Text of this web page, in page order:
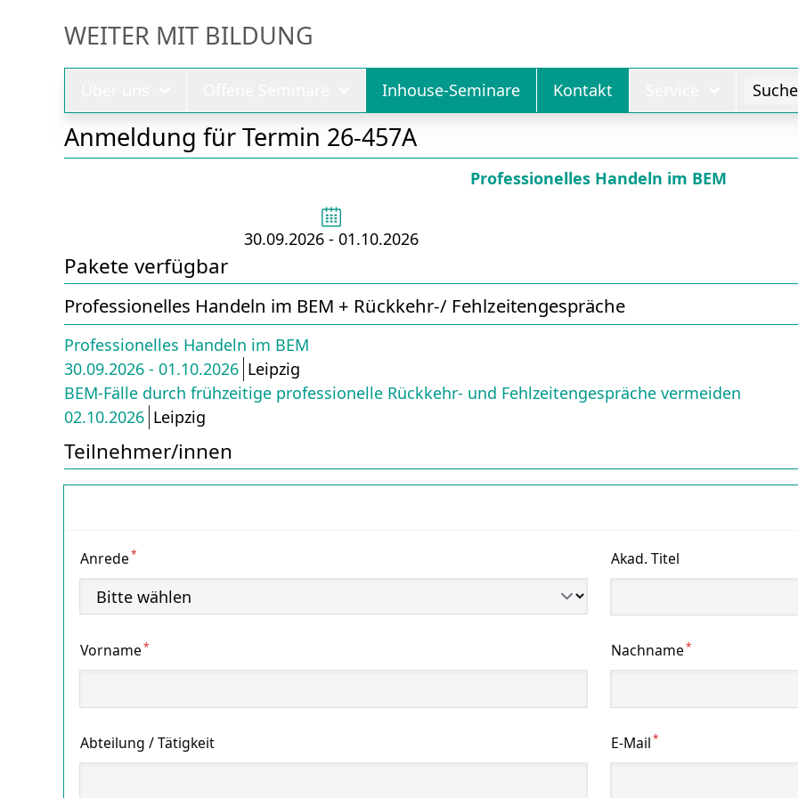
WEITER MIT BILDUNG
Inhouse-Seminare Kontakt
Anmeldung für Termin 26-457A
Professionelles Handeln im BEM
30.09.2026 - 01.10.2026
Pakete verfügbar
Professionelles Handeln im BEM + Rückkehr-/ Fehlzeitengespräche
Professionelles Handeln im BEM
30.09.2026 - 01.10.2026 Leipzig
BEM-Fälle durch frühzeitige professionelle Rückkehr- und Fehlzeitengespräche vermeiden
02.10.2026 Leipzig
Teilnehmer/innen
Anrede * Akad. Titel
Vorname * Nachname*
Abteilung / Tätigkeit E-Mail*